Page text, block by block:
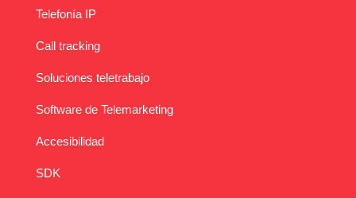
Telefonía IP
Call tracking
Soluciones teletrabajo
Software de Telemarketing
Accesibilidad
SDK